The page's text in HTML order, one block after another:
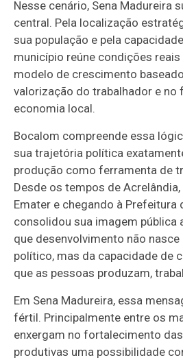
Nesse cenário, Sena Madureira
central. Pela localização
sua população e pela
município reúne condições
modelo de crescimento
valorização do trabalhador e
economia local.
Bocalom compreende essa
sua trajetória política
produção como ferramenta de
Desde os tempos de
Emater e chegando à Prefeitura
consolidou sua imagem pública
que desenvolvimento não
político, mas da capacidade de
que as pessoas produzam,
Em Sena Madureira, essa
fértil. Principalmente entre os
enxergam no fortalecimento
produtivas uma possibilidade